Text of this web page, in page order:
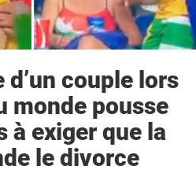
couple lors
monde pousse
à exiger que la
le divorce